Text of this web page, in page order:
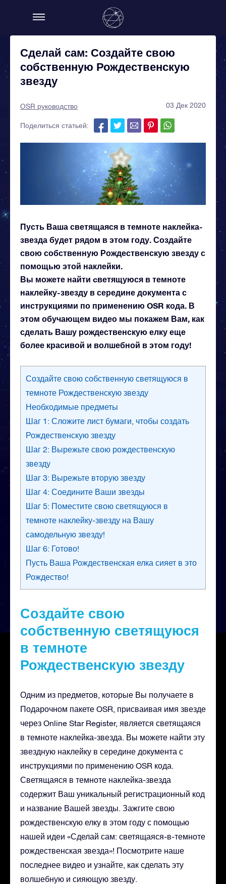
Сделай сам: Создайте свою
собственную Рождественскую
звезду
OSR руководство 03 Дек 2020
Поделиться статьей:
Пусть Ваша светящаяся в темноте наклейка-
звезда будет рядом в этом году. Создайте
свою собственную Рождественскую звезду с
помощью этой наклейки.
Вы можете найти cветящуюся в темноте
наклейку-звезду в середине документа с
инструкциями по применению OSR кода. В
этом обучающем видео мы покажем Вам, как
сделать Вашу рождественскую елку еще
более красивой и волшебной в этом году!
Создайте свою собственную светящуюся в
темноте Рождественскую звезду
Необходимые предметы
Шаг 1: Сложите лист бумаги, чтобы создать
Рождественскую звезду
Шаг 2: Вырежьте свою рождественскую
звезду
Шаг 3: Вырежьте вторую звезду
Шаг 4: Соедините Ваши звезды
Шаг 5: Поместите свою светящуюся в
темноте наклейку-звезду на Вашу
самодельную звезду!
Шаг 6: Готово!
Пусть Ваша Рождественская елка сияет в это
Рождество!
Создайте свою
собственную светящуюся
в темноте
Рождественскую звезду
Одним из предметов, которые Вы получаете в
Подарочном пакете OSR, присваивая имя звезде
через Online Star Register, является светящаяся
в темноте наклейка-звезда. Вы можете найти эту
звездную наклейку в середине документа с
инструкциями по применению OSR кода.
Светящаяся в темноте наклейка-звезда
содержит Ваш уникальный регистрационный код
и название Вашей звезды. Зажгите свою
рождественскую елку в этом году с помощью
нашей идеи «Сделай сам: светящаяся-в-темноте
рождественская звезда»! Посмотрите наше
последнее видео и узнайте, как сделать эту
волшебную и сияющую звезду.